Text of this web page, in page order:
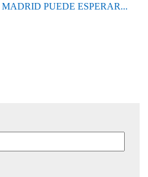
PUEDE ESPERAR...